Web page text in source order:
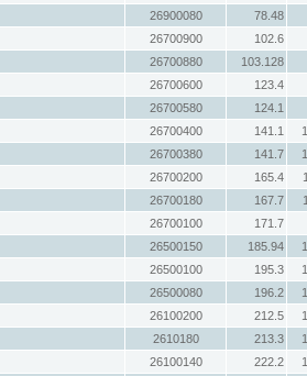
26900080
78.48
26700900
102.6
26700880
103.128
26700600
123.4
26700580
124.1
26700400 141.1
26700380 141.7
26700200 165.4
26700180 167.7
26700100
171.7
26500150 185.94
26500100 195.3
26500080 196.2
26100200 212.5
2610180 213.3
26100140 222.2